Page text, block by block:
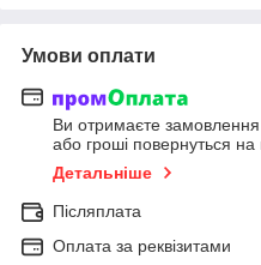
Умови оплати
Ви отримаєте замовлення
або гроші повернуться на
Детальніше
Післяплата
Оплата за реквізитами